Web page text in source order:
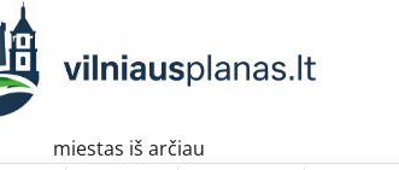
miestas iš arčiau